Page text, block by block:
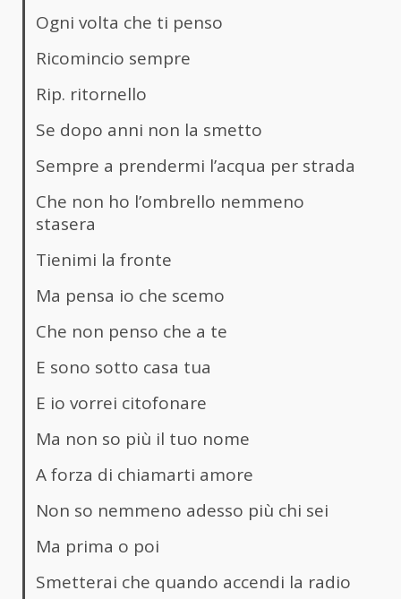
Ogni volta che ti penso
Ricomincio sempre
Rip. ritornello
Se dopo anni non la smetto
Sempre a prendermi l’acqua per strada
Che non ho l’ombrello nemmeno
stasera
Tienimi la fronte
Ma pensa io che scemo
Che non penso che a te
E sono sotto casa tua
E io vorrei citofonare
Ma non so più il tuo nome
A forza di chiamarti amore
Non so nemmeno adesso più chi sei
Ma prima o poi
Smetterai che quando accendi la radio